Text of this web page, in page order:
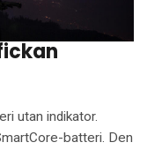
utan indikator.
batteri. Den